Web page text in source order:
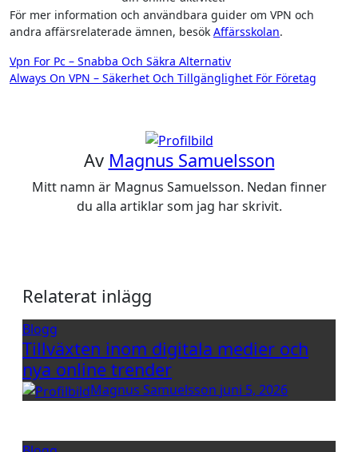
För mer information och användbara guider om VPN och
andra affärsrelaterade ämnen, besök Affärsskolan.
Inläggsnavigering
Vpn For Pc – Snabba Och Säkra Alternativ
Always On VPN – Säkerhet Och Tillgänglighet För Företag
Av Magnus Samuelsson
Mitt namn är Magnus Samuelsson. Nedan finner
du alla artiklar som jag har skrivit.
Relaterat inlägg
Blogg
Tillväxten inom digitala medier och
nya online trender
Magnus Samuelsson juni 5, 2026